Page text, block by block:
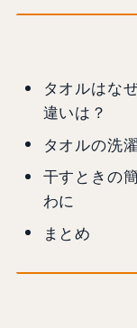
タオルはな
違いは？
タオルの洗
干すときの
わに
まとめ